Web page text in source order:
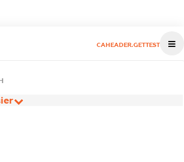
CAHEADER.GETTEST